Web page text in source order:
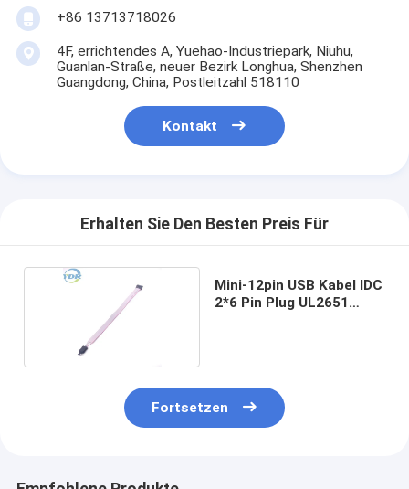
+86 13713718026
4F, errichtendes A, Yuehao-Industriepark, Niuhu,
Guanlan-Straße, neuer Bezirk Longhua, Shenzhen
Guangdong, China, Postleitzahl 518110
Kontakt
Erhalten Sie Den Besten Preis Für
Mini-12pin USB Kabel IDC
2*6 Pin Plug UL2651
Fortsetzen